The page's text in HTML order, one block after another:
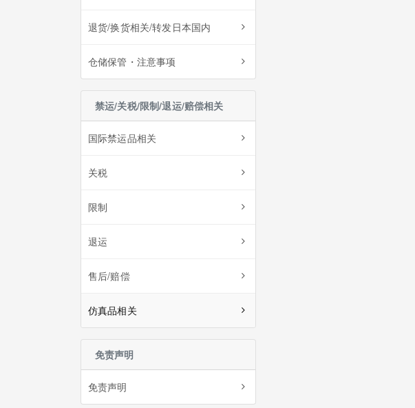
退货/换货相关/转发日本国内
仓储保管・注意事项
禁运/关税/限制/退运/赔偿相关
国际禁运品相关
关税
限制
退运
售后/赔偿
仿真品相关
免责声明
免责声明